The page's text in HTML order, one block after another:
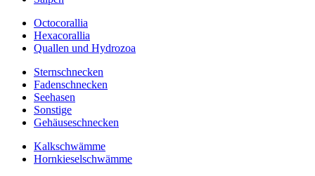
Octocorallia
Hexacorallia
Quallen und Hydrozoa
Sternschnecken
Fadenschnecken
Seehasen
Sonstige
Gehäuseschnecken
Kalkschwämme
Hornkieselschwämme